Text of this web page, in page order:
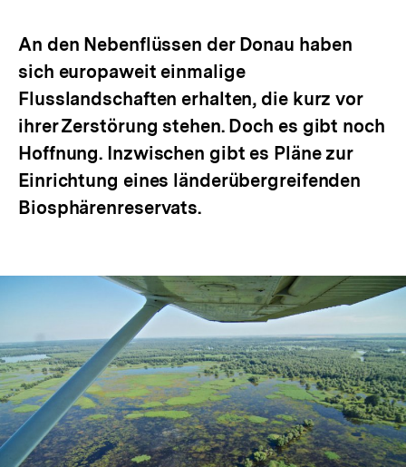
An den Nebenflüssen der Donau haben
sich europaweit einmalige
Flusslandschaften erhalten, die kurz vor
ihrer Zerstörung stehen. Doch es gibt noch
Hoffnung. Inzwischen gibt es Pläne zur
Einrichtung eines länderübergreifenden
Biosphärenreservats.